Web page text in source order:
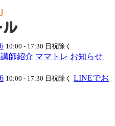
10:00 - 17:30 日祝除く
講師紹介 ママトレ お知らせ
10:00 - 17:30 日祝除く LINEでお